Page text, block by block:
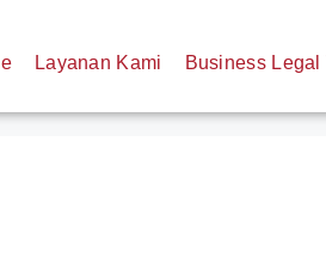
Layanan Kami Business Legal